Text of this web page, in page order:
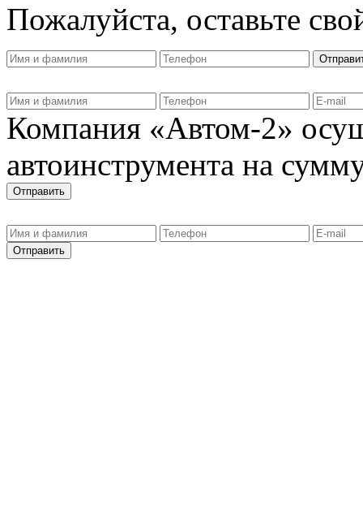
Пожалуйста, оставьте
Компания «Автом-2»
автоинструмента на